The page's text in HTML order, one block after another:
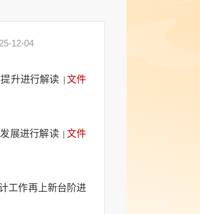
12-04
升进行解读 |文件
展进行解读 | 文件
工作再上新台阶进